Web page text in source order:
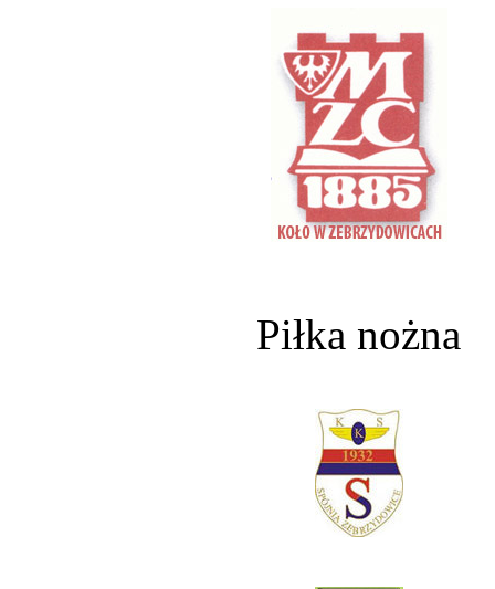
Piłka nożna